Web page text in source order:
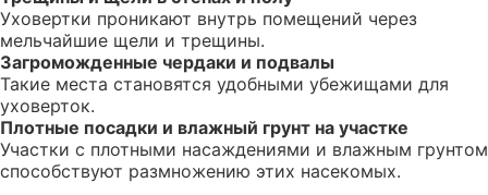
Уховертки проникают внутрь помещений через
мельчайшие щели и трещины.
Загроможденные чердаки и подвалы
Такие места становятся удобными убежищами для
уховерток.
Плотные посадки и влажный грунт на участке
Участки с плотными насаждениями и влажным грунтом
способствуют размножению этих насекомых.